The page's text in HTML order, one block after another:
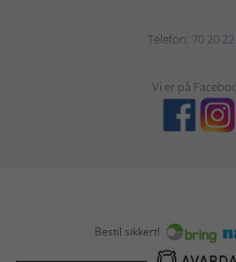
Telefon: 70 20
Vi er på
Bestil sikkert!